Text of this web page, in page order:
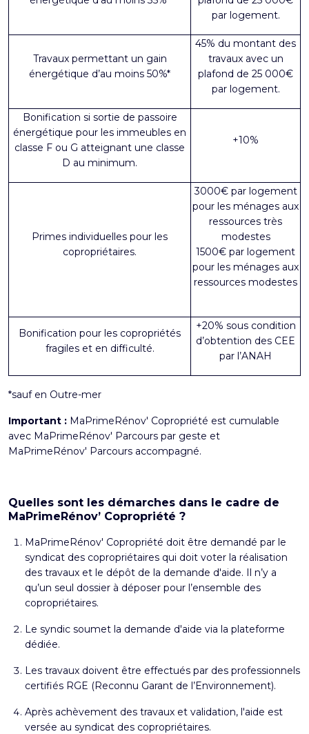
par logement.
Travaux permettant un gain
énergétique d’au moins 50%*
45% du montant des
travaux avec un
plafond de 25 000€
par logement.
Bonification si sortie de passoire
énergétique pour les immeubles en
classe F ou G atteignant une classe
D au minimum.
+10%
Primes individuelles pour les
copropriétaires.
3000€ par logement
pour les ménages aux
ressources très
modestes
1500€ par logement
pour les ménages aux
ressources modestes
Bonification pour les copropriétés
fragiles et en difficulté.
+20% sous condition
d’obtention des CEE
par l’ANAH
*sauf en Outre-mer
Important : MaPrimeRénov' Copropriété est cumulable
avec MaPrimeRénov' Parcours par geste et
MaPrimeRénov' Parcours accompagné.
Quelles sont les démarches dans le cadre de
MaPrimeRénov’ Copropriété ?
MaPrimeRénov' Copropriété doit être demandé par le
syndicat des copropriétaires qui doit voter la réalisation
des travaux et le dépôt de la demande d'aide. Il n’y a
qu’un seul dossier à déposer pour l’ensemble des
copropriétaires.
Le syndic soumet la demande d'aide via la plateforme
dédiée.
Les travaux doivent être effectués par des professionnels
certifiés RGE (Reconnu Garant de l’Environnement).
Après achèvement des travaux et validation, l'aide est
versée au syndicat des copropriétaires.